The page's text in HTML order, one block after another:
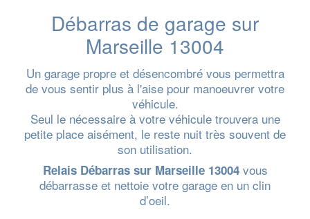
Débarras de garage sur
Marseille 13004
Un garage propre et désencombré vous permettra
de vous sentir plus à l'aise pour manoeuvrer votre
véhicule.
Seul le nécessaire à votre véhicule trouvera une
petite place aisément, le reste nuit très souvent de
son utilisation.
Relais Débarras sur Marseille 13004vous
débarrasse et nettoie votre garage en un clin
d’oeil.